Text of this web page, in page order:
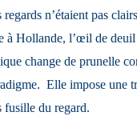
n’étaient pas
à Hollande, l’œil de
change de prunelle
Elle impose une
fusille du regard.